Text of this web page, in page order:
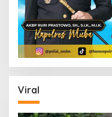
Viral